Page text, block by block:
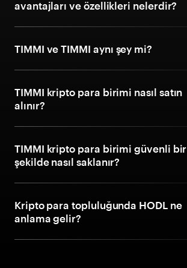
avantajları ve özellikleri nelerdir?
TIMMI ve TIMMI aynı şey mi?
TIMMI kripto para birimi nasıl satın
alınır?
TIMMI kripto para birimi güvenli bir
şekilde nasıl saklanır?
Kripto para topluluğunda HODL ne
anlama gelir?